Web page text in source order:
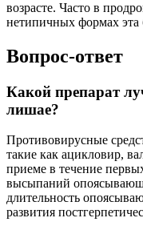
возрасте. Часто в
нетипичных формах
Вопрос-ответ
Какой препарат
лишае?
Противовирусные
такие как ацикловир,
приеме в течение
высыпаний
длительность
развития